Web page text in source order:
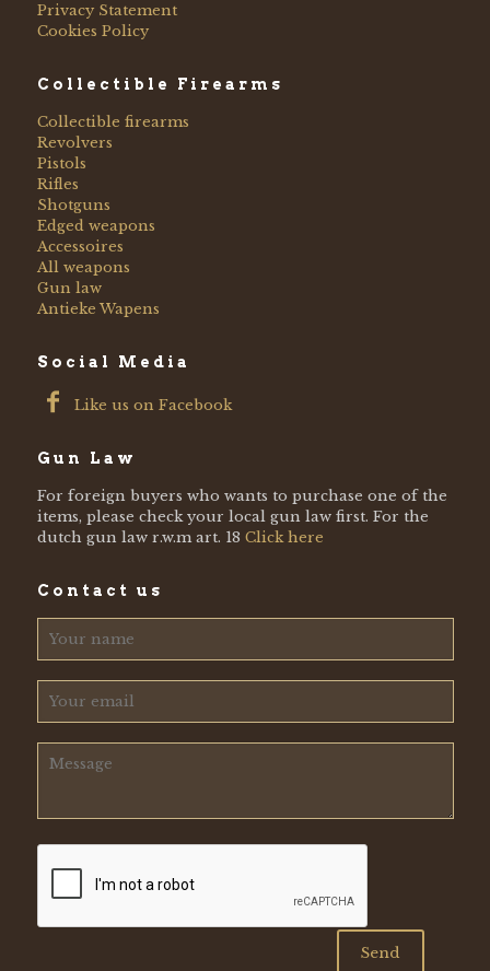
Privacy Statement
Cookies Policy
Collectible Firearms
Collectible firearms
Revolvers
Pistols
Rifles
Shotguns
Edged weapons
Accessoires
All weapons
Gun law
Antieke Wapens
Social Media
Like us on Facebook
Gun Law
For foreign buyers who wants to purchase one of the
items, please check your local gun law first. For the
dutch gun law r.w.m art. 18 Click here
Contact us